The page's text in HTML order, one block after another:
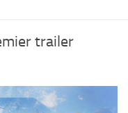
trailer